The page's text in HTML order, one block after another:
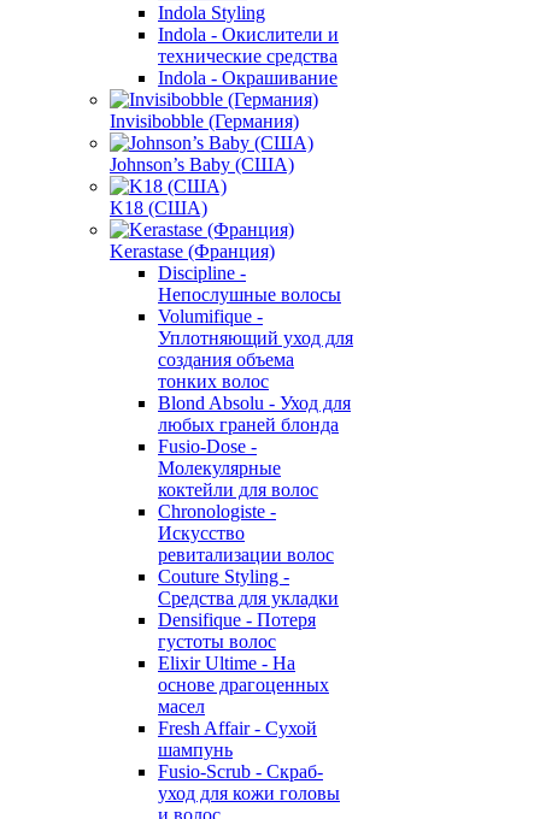
Indola Styling
Indola - Окислители и
технические средства
Indola - Окрашивание
Invisibobble (Германия)
Johnson’s Baby (США)
K18 (США)
Kerastase (Франция)
Discipline -
Непослушные волосы
Volumifique -
Уплотняющий уход для
создания объема
тонких волос
Blond Absolu - Уход для
любых граней блонда
Fusio-Dose -
Молекулярные
коктейли для волос
Chronologiste -
Искусство
ревитализации волос
Couture Styling -
Средства для укладки
Densifique - Потеря
густоты волос
Elixir Ultime - На
основе драгоценных
масел
Fresh Affair - Сухой
шампунь
Fusio-Scrub - Скраб-
уход для кожи головы
и волос